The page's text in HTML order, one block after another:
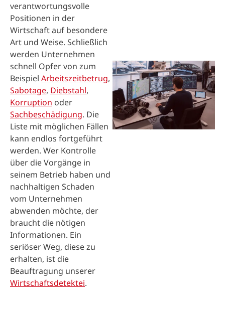
verantwortungsvolle
Positionen in der
Wirtschaft auf besondere
Art und Weise. Schließlich
werden Unternehmen
schnell Opfer von zum
Beispiel Arbeitszeitbetrug,
Sabotage, Diebstahl,
Korruption oder
Sachbeschädigung. Die
Liste mit möglichen Fällen
kann endlos fortgeführt
werden. Wer Kontrolle
über die Vorgänge in
seinem Betrieb haben und
nachhaltigen Schaden
vom Unternehmen
abwenden möchte, der
braucht die nötigen
Informationen. Ein
seriöser Weg, diese zu
erhalten, ist die
Beauftragung unserer
Wirtschaftsdetektei.